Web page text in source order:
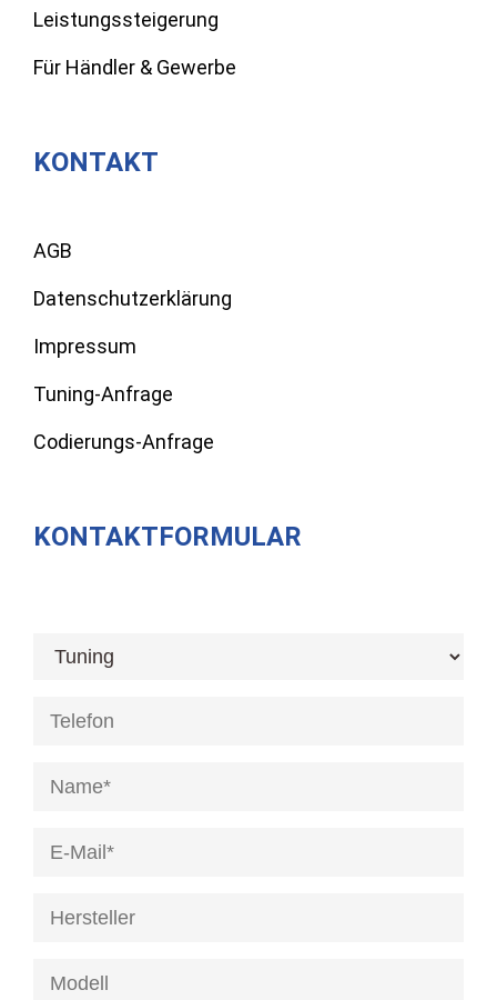
Leistungssteigerung
Für Händler & Gewerbe
KONTAKT
AGB
Datenschutzerklärung
Impressum
Tuning-Anfrage
Codierungs-Anfrage
KONTAKTFORMULAR